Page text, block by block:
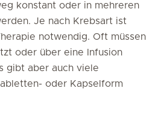
konstant oder in mehreren
Je nach Krebsart ist
notwendig. Oft müssen
oder über eine Infusion
gibt aber auch viele
oder Kapselform